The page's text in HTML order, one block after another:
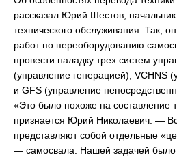
рассказал Юрий Шестов,
технического обслуживания. Так,
работ по переоборудованию
провести наладку трех систем
(управление генерацией), VCHNS
и GFS (управление
«Это было похоже на составление
признается Юрий Николаевич. —
представляют собой отдельные
— самосвала. Нашей задачей было